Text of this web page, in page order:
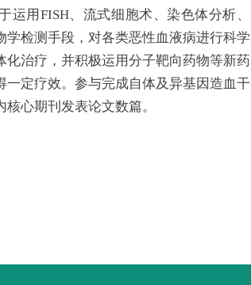
运用FISH、流式细胞术、染色体分析、
学检测手段，对各类恶性血液病进行科学
化治疗，并积极运用分子靶向药物等新药
一定疗效。参与完成自体及异基因造血干
心期刊发表论文数篇。